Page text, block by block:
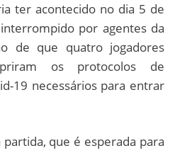
ter acontecido no dia 5 de
por agentes da
de que quatro jogadores
os protocolos de
19 necessários para entrar
que é esperada para